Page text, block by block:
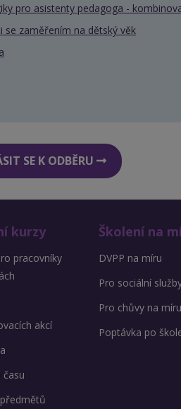
pro asistenty pedagoga -
se zaměřením na dětský věk
SE K ODBĚRU
kurzy
pracovníky
akcí
času
Školení na
DVPP na míru
Pro sociální
Pro chůvy na míru
Poptávka po